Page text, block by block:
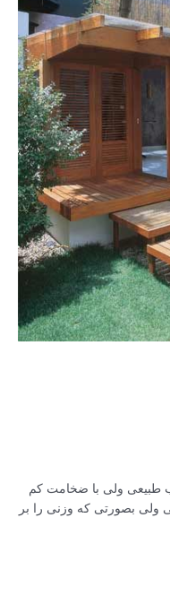
طبیعی ولی با ضخامت کم
ولی بصورتی که وزنی را بر